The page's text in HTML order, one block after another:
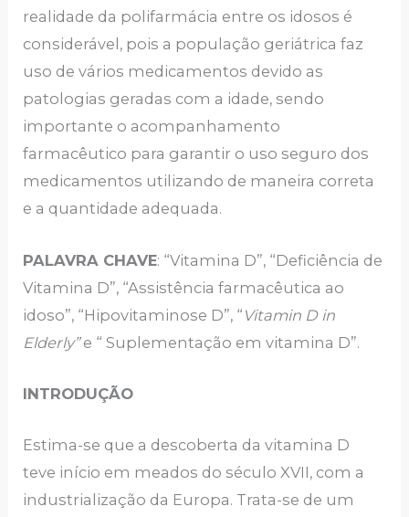
realidade da polifarmácia entre os idosos é
considerável, pois a população geriátrica faz
uso de vários medicamentos devido as
patologias geradas com a idade, sendo
importante o acompanhamento
farmacêutico para garantir o uso seguro dos
medicamentos utilizando de maneira correta
e a quantidade adequada.
PALAVRA CHAVE: “Vitamina D”, “Deficiência de
Vitamina D”, “Assistência farmacêutica ao
idoso”, “Hipovitaminose D”, “ Vitamin D in
Elderly”e “ Suplementação em vitamina D”.
INTRODUÇÃO
Estima-se que a descoberta da vitamina D
teve início em meados do século XVII, com a
industrialização da Europa. Trata-se de um